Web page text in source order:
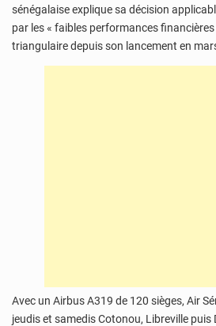
sénégalaise explique sa décision
par les « faibles performances
triangulaire depuis son lancement en
Avec un Airbus A319 de 120 sièges, Air
jeudis et samedis Cotonou, Libreville